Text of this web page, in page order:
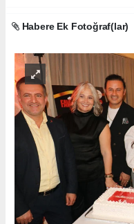
Habere Ek Fotoğraf(lar)